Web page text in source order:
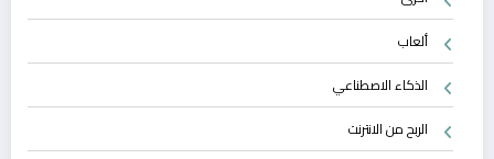
ألعاب
الذكاء الاصطناعي
الربح من الانترنت